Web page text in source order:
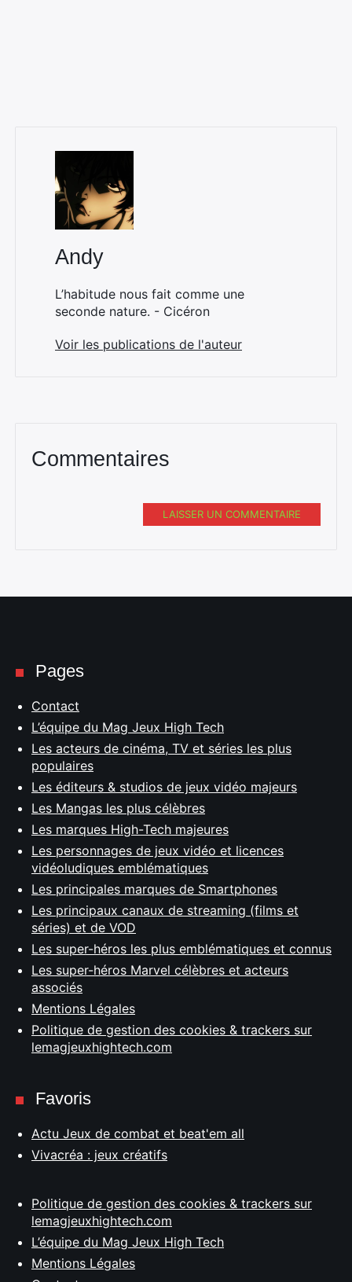
Andy
L’habitude nous fait comme une
seconde nature. - Cicéron
Voir les publications de l'auteur
Commentaires
LAISSER UN COMMENTAIRE
Pages
Contact
L’équipe du Mag Jeux High Tech
Les acteurs de cinéma, TV et séries les plus
populaires
Les éditeurs & studios de jeux vidéo majeurs
Les Mangas les plus célèbres
Les marques High-Tech majeures
Les personnages de jeux vidéo et licences
vidéoludiques emblématiques
Les principales marques de Smartphones
Les principaux canaux de streaming (films et
séries) et de VOD
Les super-héros les plus emblématiques et connus
Les super-héros Marvel célèbres et acteurs
associés
Mentions Légales
Politique de gestion des cookies & trackers sur
lemagjeuxhightech.com
Favoris
Actu Jeux de combat et beat'em all
Vivacréa : jeux créatifs
Politique de gestion des cookies & trackers sur
lemagjeuxhightech.com
L’équipe du Mag Jeux High Tech
Mentions Légales